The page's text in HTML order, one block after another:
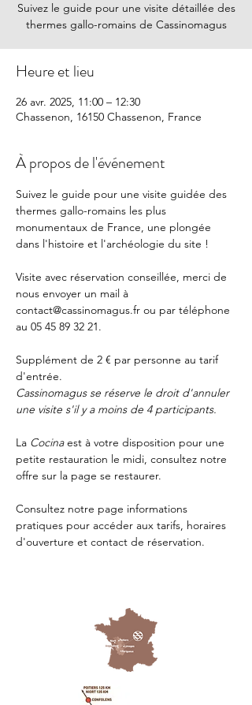
Suivez le guide pour une visite détaillée des
thermes gallo-romains de Cassinomagus
Heure et lieu
26 avr. 2025, 11:00 – 12:30
Chassenon, 16150 Chassenon, France
À propos de l'événement
Suivez le guide pour une visite guidée des
thermes gallo-romains les plus
monumentaux de France, une plongée
dans l'histoire et l'archéologie du site !
Visite avec réservation conseillée, merci de
nous envoyer un mail à
contact@cassinomagus.fr ou par téléphone
au 05 45 89 32 21.
Supplément de 2 € par personne au tarif
d'entrée.
Cassinomagus se réserve le droit d'annuler
une visite s'il y a moins de 4 participants.
La Cocina est à votre disposition pour une
petite restauration le midi, consultez notre
offre sur la page se restaurer.
Consultez notre page informations
pratiques pour accéder aux tarifs, horaires
d'ouverture et contact de réservation.